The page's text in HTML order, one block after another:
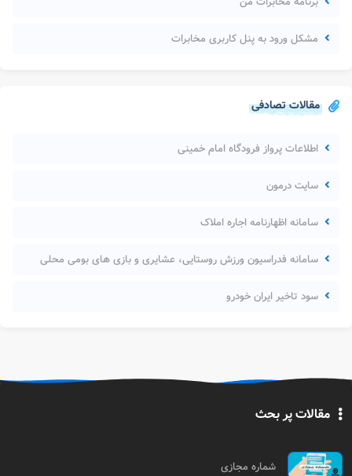
مشکل ورود به پنل کاربری مخابرات
مقالات تصادفی
اطلاعات پرواز فرودگاه امام خمینی
سایت درمون
سامانه اظهارنامه اجاره املاک
سامانه فدراسیون ورزش روستایی، عشایری و بازی های بومی محلی
سود تاخیر ایران خودرو
مقالات پر بحث
شماره مجازی